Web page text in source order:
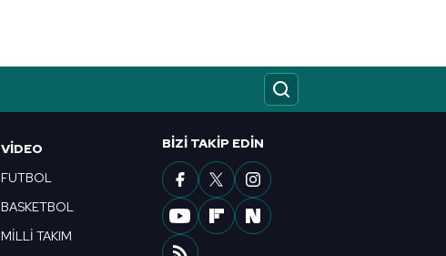
VIDEO
FUTBOL
BASKETBOL
MİLLİ TAKIM
BIZI TAKIP EDIN